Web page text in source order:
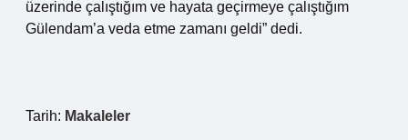
üzerinde çalıştığım ve hayata geçirmeye çalıştığım
Gülendam’a veda etme zamanı geldi” dedi.
Tarih: Makaleler